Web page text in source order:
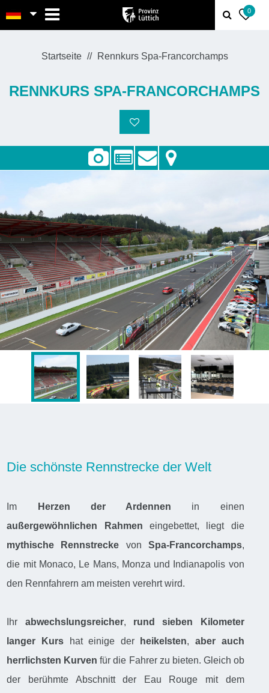
0
Startseite Rennkurs Spa-Francorchamps
RENNKURS SPA-FRANCORCHAMPS
Die schönste Rennstrecke der Welt
Im Herzen der Ardennen in einen
außergewöhnlichen Rahmen eingebettet, liegt die
mythische Rennstrecke von Spa-Francorchamps,
die mit Monaco, Le Mans, Monza und Indianapolis von
den Rennfahrern am meisten verehrt wird.
Ihr abwechslungsreicher, rund sieben Kilometer
langer Kurshat einige der heikelsten,aber auch
herrlichsten Kurven für die Fahrer zu bieten. Gleich ob
der berühmte Abschnitt der Eau Rouge mit dem